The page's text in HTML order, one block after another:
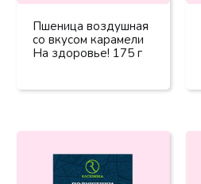
Пшеница воздушная
со вкусом карамели
На здоровье! 175 г